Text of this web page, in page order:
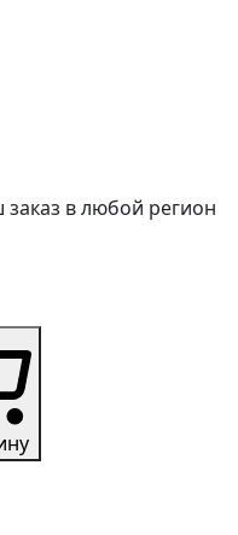
в любой регион